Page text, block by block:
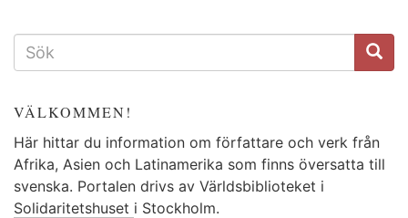
SÖKFORMULÄR
VÄLKOMMEN!
Här hittar du information om författare och verk från
Afrika, Asien och Latinamerika som finns översatta till
svenska. Portalen drivs av Världsbiblioteket i
Solidaritetshuset i Stockholm.